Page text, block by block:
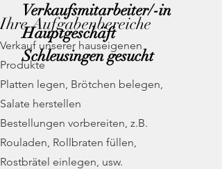
Verkaufsmitarbeiter/-in
Hauptgeschäft
Schleusingen gesucht
Ihre Aufgabenbereiche
Verkauf unserer hauseigenen
Produkte
Platten legen, Brötchen belegen,
Salate herstellen
Bestellungen vorbereiten, z.B.
Rouladen, Rollbraten füllen,
Rostbrätel einlegen, usw.